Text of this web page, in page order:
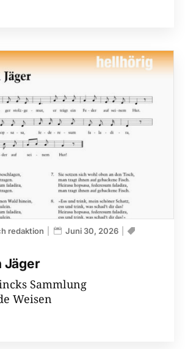
Jäger
redaktion
Juni 30, 2026
Sammlung
Weisen